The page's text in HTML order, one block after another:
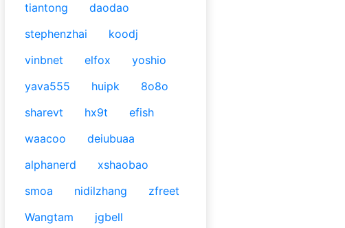
tiantong
daodao
stephenzhai
koodj
vinbnet
elfox
yoshio
yava555
huipk
8o8o
sharevt
hx9t
efish
waacoo
deiubuaa
alphanerd
xshaobao
smoa
nidilzhang
zfreet
Wangtam
jgbell